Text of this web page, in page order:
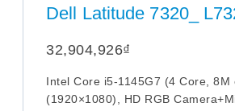
Dell Latitude 7320_
32,904,926₫
Intel Core i5-1145G7 (4 Core,
(1920×1080), HD RGB